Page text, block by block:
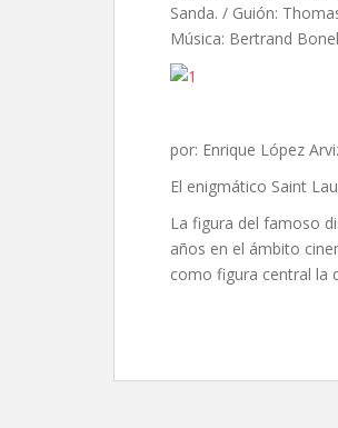
Sanda. / Guión:
Música: Bertrand
por: Enrique López
El enigmático Saint
La figura del famoso
años en el ámbito
como figura central la